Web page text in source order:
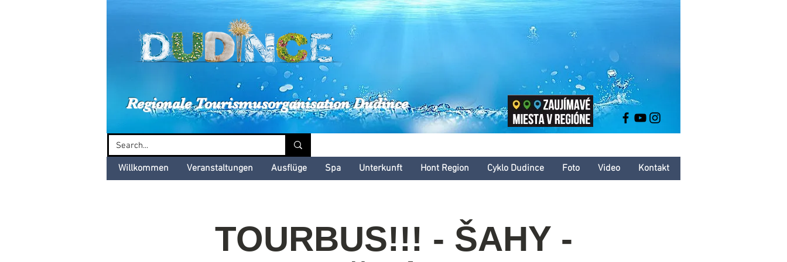
Dudinské kultúrne leto
Regionale Tourismusorganisation Dudince
Willkommen Veranstaltungen Ausflüge Spa Unterkunft Hont Region Cyklo Dudince Foto Video Kontakt
TOURBUS!!! - ŠAHY -